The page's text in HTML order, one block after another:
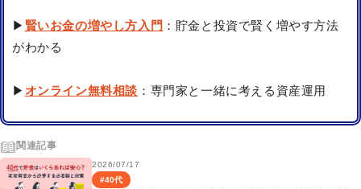
▶ 賢いお金の増やし方入門 ：貯金と投資で賢く増やす方法
がわかる
▶ オンライン無料相談 ：専門家と一緒に考える資産運用
関連記事
2026/07/17
#40代